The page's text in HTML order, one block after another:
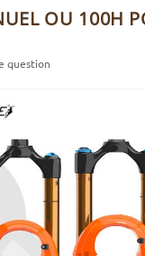
OU 100H
question